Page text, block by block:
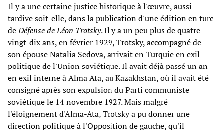
Il y a une certaine justice historique à l'œuvre, aussi
tardive soit-elle, dans la publication d'une édition en turc
deDéfense de Léon Trotsky. Il y a un peu plus de quatre-
vingt-dix ans, en février 1929, Trotsky, accompagné de
son épouse Natalia Sedova, arrivait en Turquie en exil
politique de l'Union soviétique. Il avait déjà passé un an
en exil interne à Alma Ata, au Kazakhstan, où il avait été
consigné après son expulsion du Parti communiste
soviétique le 14 novembre 1927. Mais malgré
l'éloignement d'Alma-Ata, Trotsky a pu donner une
direction politique à l'Opposition de gauche, qu'il